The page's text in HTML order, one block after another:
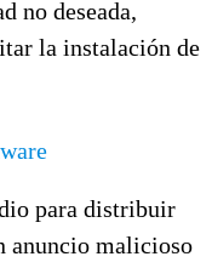
no deseada,
la instalación de
para distribuir
anuncio malicioso